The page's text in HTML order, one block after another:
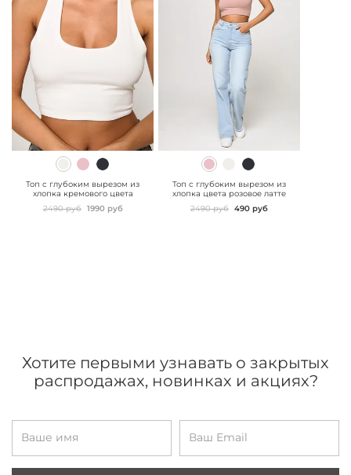
" class="js-prevent-
images">
Топ с глубоким вырезом из
хлопка кремового цвета
2490 руб 1990 руб
" class="js-prevent-
images">
Топ с глубоким вырезом из
хлопка цвета розовое латте
2490 руб 490 руб
Хотите первыми узнавать о закрытых
распродажах, новинках и акциях?